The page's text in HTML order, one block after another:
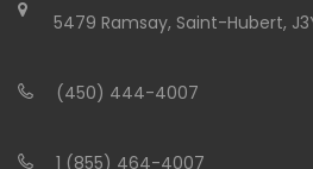
5479 Ramsay, Saint-Hubert,
(450) 444-4007
1 (855) 464-4007